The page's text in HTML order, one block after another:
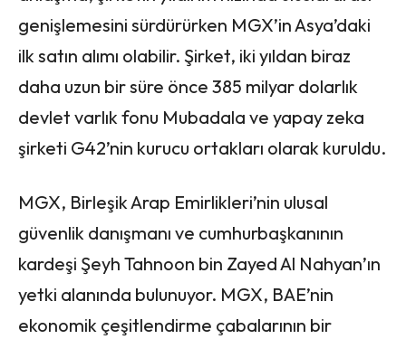
genişlemesini sürdürürken MGX’in Asya’daki
ilk satın alımı olabilir. Şirket, iki yıldan biraz
daha uzun bir süre önce 385 milyar dolarlık
devlet varlık fonu Mubadala ve yapay zeka
şirketi G42’nin kurucu ortakları olarak kuruldu.
MGX, Birleşik Arap Emirlikleri’nin ulusal
güvenlik danışmanı ve cumhurbaşkanının
kardeşi Şeyh Tahnoon bin Zayed Al Nahyan’ın
yetki alanında bulunuyor. MGX, BAE’nin
ekonomik çeşitlendirme çabalarının bir